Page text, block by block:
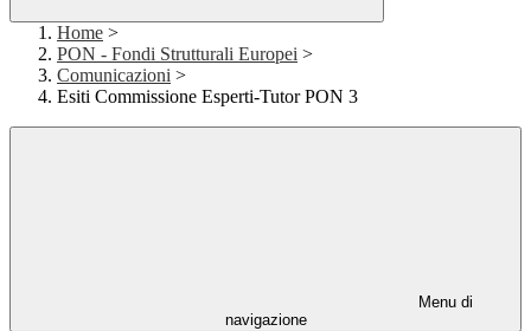
Home >
PON - Fondi Strutturali Europei >
Comunicazioni >
Esiti Commissione Esperti-Tutor PON 3
Menu di
navigazione